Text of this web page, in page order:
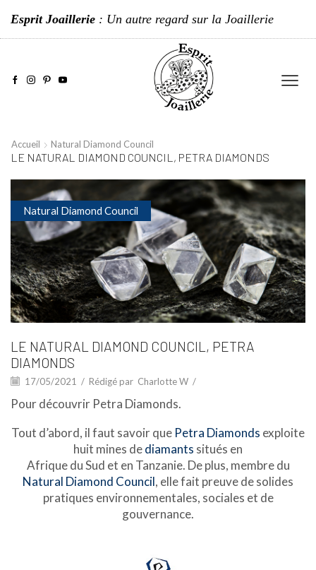
Esprit Joaillerie : Un autre regard sur la Joaillerie
Accueil Natural Diamond Council
LE NATURAL DIAMOND COUNCIL, PETRA DIAMONDS
Natural Diamond Council
LE NATURAL DIAMOND COUNCIL, PETRA
DIAMONDS
17/05/2021 / Rédigé par Charlotte W /
Pour découvrir Petra Diamonds.
Tout d’abord, il faut savoir que Petra Diamonds exploite
huit mines dediamants situés en
Afrique du Sud et en Tanzanie. De plus, membre du
Natural Diamond Council, elle fait preuve de solides
pratiques environnementales, sociales et de
gouvernance.